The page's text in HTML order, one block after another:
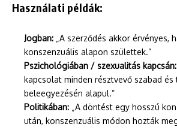
Használati példák:
Jogban: „A szerződés akkor érvényes,
konszenzuális alapon születtek.”
Pszichológiában / szexualitás kapcsán:
kapcsolat minden résztvevő szabad és
beleegyezésén alapul.”
Politikában: „A döntést egy hosszú
után, konszenzuális módon hozták